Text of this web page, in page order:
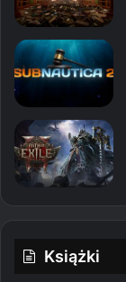
Książki